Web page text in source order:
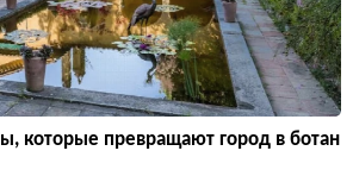
которые превращают город в ботан